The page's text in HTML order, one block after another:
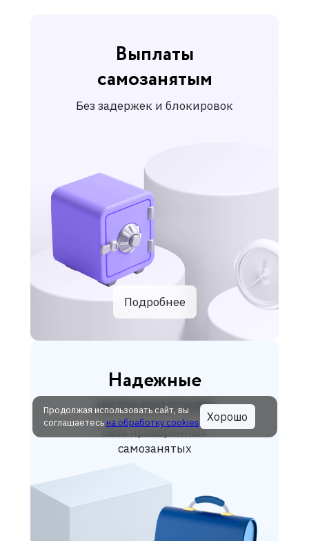
Продолжая использовать сайт, вы
соглашаетесь на обработку cookies Хорошо
Выплаты
самозанятым
Без задержек и блокировок
Подробнее
Надежные
исполнители
База проверенных
самозанятых